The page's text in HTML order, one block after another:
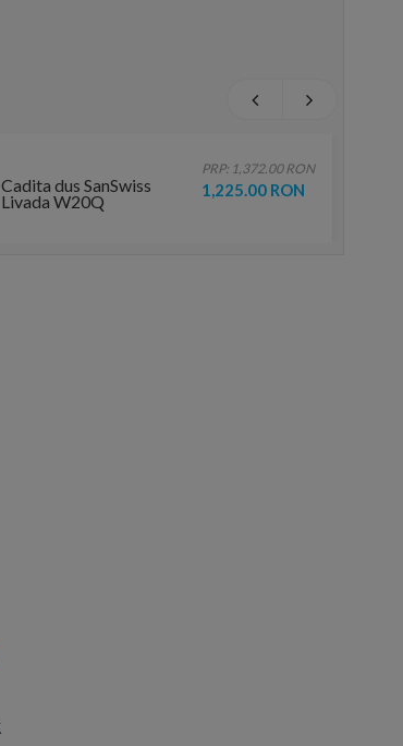
Cadita dus SanSwiss
Livada W20Q
80x80xH3,5 cm
PRP: 1,372.00 RON
1,225.00 RON